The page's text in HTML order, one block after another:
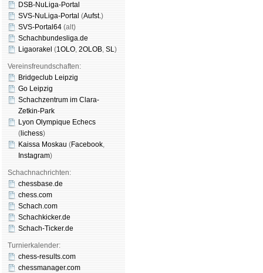
DSB-NuLiga-Portal
SVS-NuLiga-Portal (Aufst.)
SVS-Portal64 (alt)
Schachbundesliga.de
Ligaorakel (1OLO, 2OLOB, SL)
Vereinsfreundschaften:
Bridgeclub Leipzig
Go Leipzig
Schachzentrum im Clara-
Zetkin-Park
Lyon Olympique Echecs
( lichess)
Kaissa Moskau (Face­book,
Insta­gram)
Schachnachrichten:
chessbase.de
chess.com
Schach.com
Schachkicker.de
Schach-Ticker.de
Turnierkalender:
chess-results.com
chessmanager.com